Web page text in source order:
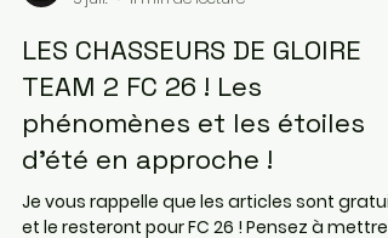
EA SPORT FC 26
5 juil.
11 min de lecture
LES CHASSEURS DE GLOIRE